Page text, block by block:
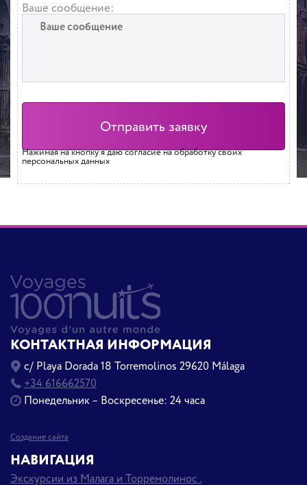
Ваше сообщение:
Нажимая на кнопку я даю согласие на обработку своих
персональных данных
КОНТАКТНАЯ ИНФОРМАЦИЯ
c/ Playa Dorada 18 Torremolinos 29620 Málaga
+34 616662570
Понедельник – Воскресенье: 24 часа
Создание сайта
НАВИГАЦИЯ
Экскурсии из Малага и Торремолинос .